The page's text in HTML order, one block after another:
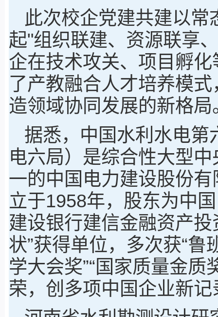
此次校企党建共建以
起"组织联建、资源联享
企在技术攻关、项目孵
了产教融合人才培养模
造领域协同发展的新格局
据悉，中国水利水电第
电六局）是综合性大型
一的中国电力建设股份
立于1958年，股东为中
建设银行建信金融资产
状”获得单位，多次获“鲁
学大会奖”“国家质量金质
荣，创多项中国企业新